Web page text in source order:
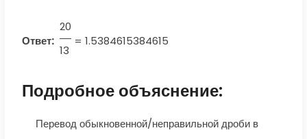
Ответ:
20
13
= 1.5384615384615
Подробное объяснение:
Перевод обыкновенной/неправильной дроби в